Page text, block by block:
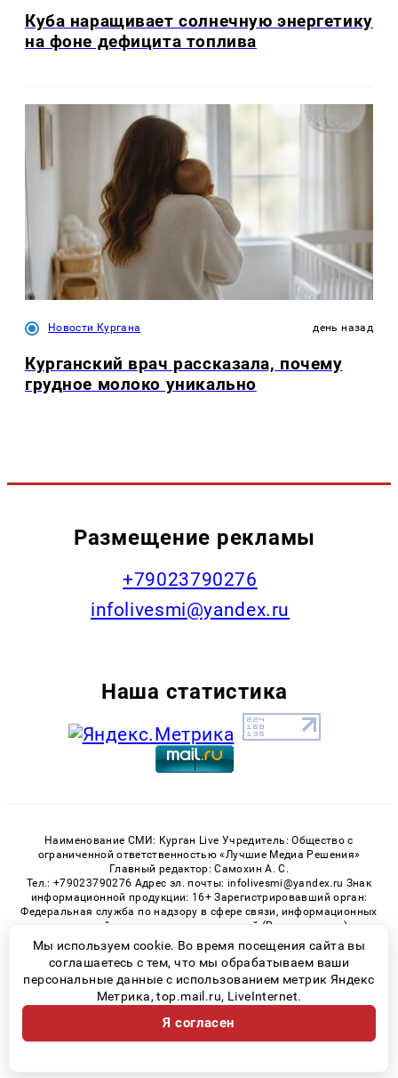
Куба наращивает солнечную энергетику
на фоне дефицита топлива
Новости Кургана день назад
Курганский врач рассказала, почему
грудное молоко уникально
Размещение рекламы
+79023790276
infolivesmi@yandex.ru
Наша статистика
Наименование СМИ: Курган Live Учредитель: Общество с
ограниченной ответственностью «Лучшие Медиа Решения»
Главный редактор: Самохин А. С.
Тел.: +79023790276 Адрес эл. почты: infolivesmi@yandex.ru Знак
информационной продукции: 16+ Зарегистрировавший орган:
Федеральная служба по надзору в сфере связи, информационных
технологий и массовых коммуникаций (Роскомнадзор)
Регистрационный номер СМИ ЭЛ № ФС 77 - 82535 от 21.01.2022
© 2026 «Kurgan-Live» | Все права защищены
Возрастная категория сайта 16+
Политика конфиденциальности
Мы используем cookie. Во время посещения сайта вы
соглашаетесь с тем, что мы обрабатываем ваши
персональные данные с использованием метрик Яндекс
Метрика, top.mail.ru, LiveInternet.
Я согласен